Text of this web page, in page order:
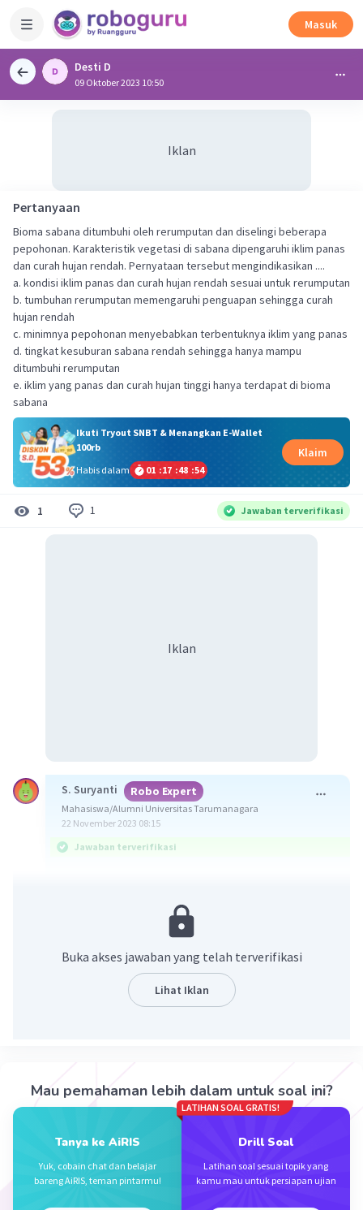
Masuk
Desti D
09 Oktober 2023 10:50
Iklan
Pertanyaan
Bioma sabana ditumbuhi oleh rerumputan dan diselingi beberapa
pepohonan. Karakteristik vegetasi di sabana dipengaruhi iklim panas
dan curah hujan rendah. Pernyataan tersebut mengindikasikan ....
a. kondisi iklim panas dan curah hujan rendah sesuai untuk rerumputan
b. tumbuhan rerumputan memengaruhi penguapan sehingga curah
hujan rendah
c. minimnya pepohonan menyebabkan terbentuknya iklim yang panas
d. tingkat kesuburan sabana rendah sehingga hanya mampu
ditumbuhi rerumputan
e. iklim yang panas dan curah hujan tinggi hanya terdapat di bioma
sabana
Ikuti Tryout SNBT & Menangkan E-Wallet
100rb
Habis dalam
01 :17 :48 :54
Klaim
1 1 Jawaban terverifikasi
Iklan
S. Suryanti Robo Expert
Mahasiswa/Alumni Universitas Tarumanagara
22 November 2023 08:15
Jawaban terverifikasi
panas dan curah hujan rendah sesuai untuk
Cermati pembahasan berikut!
Sabana adalah padang rumput yang dipenuhi
oleh semak atau perdu dan diselingi oleh
rerumputan dan diselingi beberapa pepohonan.
Karakteristik vegetasi di sabana dipengaruhi
iklim panas dan curah hujan rendah. Pernyataan
dan curah hujan rendah sesuai untuk rerumputan.
Buka akses jawaban yang telah terverifikasi
Lihat Iklan
Mau pemahaman lebih dalam untuk soal ini?
Tanya ke AiRIS
Yuk, cobain chat dan belajar
bareng AiRIS, teman pintarmu!
LATIHAN SOAL GRATIS!
Drill Soal
Latihan soal sesuai topik yang
kamu mau untuk persiapan ujian